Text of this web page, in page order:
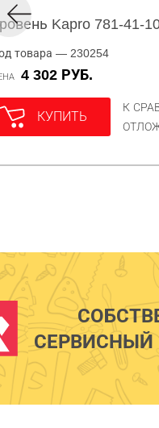
Kapro 781-41-
товара — 230254
4 302 РУБ.
КУПИТЬ
К
СЕРВИСНЫЙ